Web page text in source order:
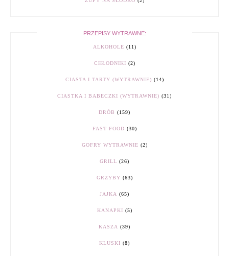
PRZEPISY WYTRAWNE:
ALKOHOLE (11)
CHŁODNIKI (2)
CIASTA I TARTY (WYTRAWNIE) (14)
CIASTKA I BABECZKI (WYTRAWNIE) (31)
DRÓB (159)
FAST FOOD (30)
GOFRY WYTRAWNIE (2)
GRILL (26)
GRZYBY (63)
JAJKA (65)
KANAPKI (5)
KASZA (39)
KLUSKI (8)